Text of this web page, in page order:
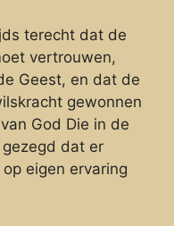
terecht dat de
vertrouwen,
Geest, en dat de
gewonnen
God Die in de
dat er
eigen ervaring